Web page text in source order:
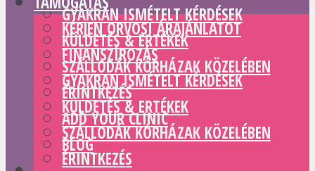
GYAKRAN ISMÉTELT KÉRDÉSEK
KÜLDETÉS & ERTÉKEK
SZÁLLODÁK KÓRHÁZAK KÖZELÉBEN
ÉRINTKEZÉS
ADD YOUR CLINIC
BLOG
KÉRJEN ORVOSI ÁRAJÁNLATOT
FINANSZÍROZÁS
GYAKRAN ISMÉTELT KÉRDÉSEK
KÜLDETÉS & ERTÉKEK
SZÁLLODÁK KÓRHÁZAK KÖZELÉBEN
ÉRINTKEZÉS